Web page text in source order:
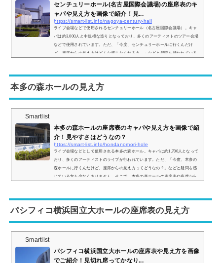
センチュリーホール(名古屋国際会議場)の座席表のキ
ャパや見え方を画像で紹介！見...
https://smart-list.info/nagoya-century-hall
ライブ会場などで使用されるセンチュリーホール（名古屋国際会議場）。キャ
パは約3,000人と中規模な造りとなっており、多くのアーティストのツアー会場
などで使用されています。ただ、「今度、センチュリーホールに行くんだけ
ど、座席からの見え方はどんな感じなんだろう…」などと疑問を持たれている
ルの座席...
本多の森ホールの見え方
Smartlist
本多の森ホールの座席表のキャパや見え方を画像で紹
介！見やすさはどうなの？
https://smart-list.info/hondanomori-hole
ライブ会場などとして使用される本多の森ホール。キャパは約1,700人となって
おり、多くのアーティストのライブが行われています。ただ、「今度、本多の
森ホールに行くんだけど、座席からの見え方ってどうなの？」などと疑問を感
じている方も少なくありません。そこで、本多の森ホールの座席表や座席から
は以下の通りです。座席は1階席のみとなっており、キャパは約1,700人です。
ただ、...
パシフィコ横浜国立大ホールの座席表の見え方
Smartlist
パシフィコ横浜国立大ホールの座席表や見え方を画像
でご紹介！見切れ席ってかなり...